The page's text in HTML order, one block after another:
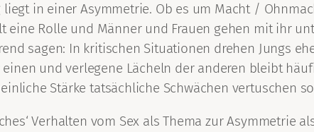
in einer Asymmetrie. Ob es um Macht /
eine Rolle und Männer und Frauen gehen mit ihr
sagen: In kritischen Situationen drehen Jungs
und verlegene Lächeln der anderen bleibt
Stärke tatsächliche Schwächen vertuschen
Verhalten vom Sex als Thema zur Asymmetrie